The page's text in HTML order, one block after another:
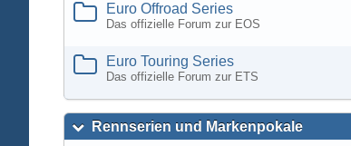
Euro Offroad Series
Das offizielle Forum zur EOS
Euro Touring Series
Das offizielle Forum zur ETS
Rennserien und Markenpokale